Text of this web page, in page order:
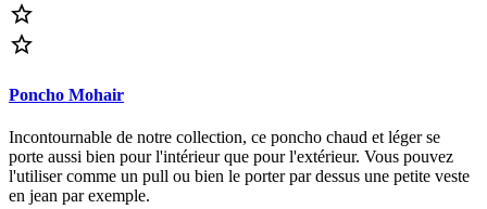


Poncho Mohair
Incontournable de notre collection, ce poncho chaud et léger se
porte aussi bien pour l'intérieur que pour l'extérieur. Vous pouvez
l'utiliser comme un pull ou bien le porter par dessus une petite veste
en jean par exemple.